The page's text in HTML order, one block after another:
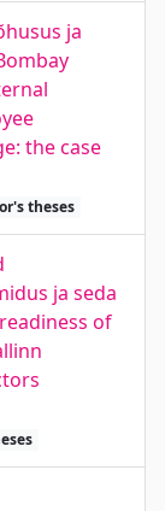
ja
the case
theses
ja seda
of